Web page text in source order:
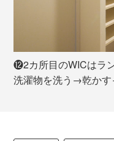
⓬2カ所目のWICはラ
洗濯物を洗う→乾かす